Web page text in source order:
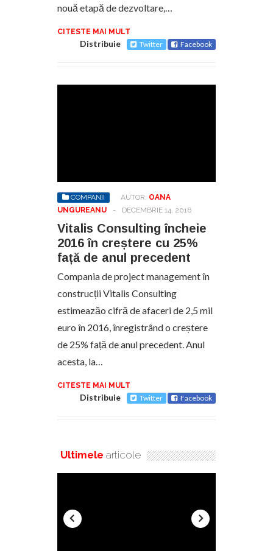
nouă etapă de dezvoltare,…
CITESTE MAI MULT
Distribuie Twitter Facebook
COMPANII AUTOR: OANA
UNGUREANU
- DECEMBRIE 14, 2016
Vitalis Consulting încheie
2016 în creștere cu 25%
față de anul precedent
Compania de project management în
construcții Vitalis Consulting
estimeazăo cifră de afaceri de 2,5 mil
euro în 2016, înregistrând o creștere
de 25% față de anul precedent. Anul
acesta, la…
CITESTE MAI MULT
Distribuie Twitter Facebook
Ultimele articole